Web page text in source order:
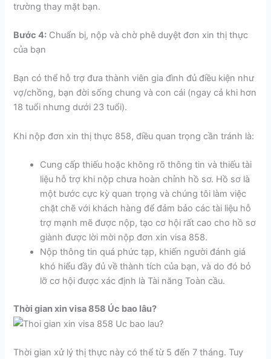
trường thay mặt bạn.
Bước 4: Chuẩn bị, nộp và chờ phê duyệt đơn xin thị thực
của bạn
Bạn có thể hỗ trợ đưa thành viên gia đình đủ điều kiện như
vợ/chồng, bạn đời sống chung và con cái (ngay cả khi hơn
18 tuổi nhưng dưới 23 tuổi).
Khi nộp đơn xin thị thực 858, điều quan trọng cần tránh là:
Cung cấp thiếu hoặc không rõ thông tin và thiếu tài
liệu hỗ trợ khi nộp chưa hoàn chỉnh hồ sơ. Hồ sơ là
một bước cực kỳ quan trọng và chúng tôi làm việc
chặt chẽ với khách hàng để đảm bảo các tài liệu hỗ
trợ mạnh mẽ được nộp, tạo cơ hội rất cao cho hồ sơ
giành được lời mời nộp đơn xin visa 858.
Nộp thông tin quá phức tạp, khiến người đánh giá
khó hiểu đầy đủ về thành tích của bạn, và do đó bỏ
lỡ cơ hội được xác định là Tài năng Toàn cầu.
Thời gian xin visa 858 Úc bao lâu?
Thời gian xử lý thị thực này có thể từ 5 đến 7 tháng. Tuy